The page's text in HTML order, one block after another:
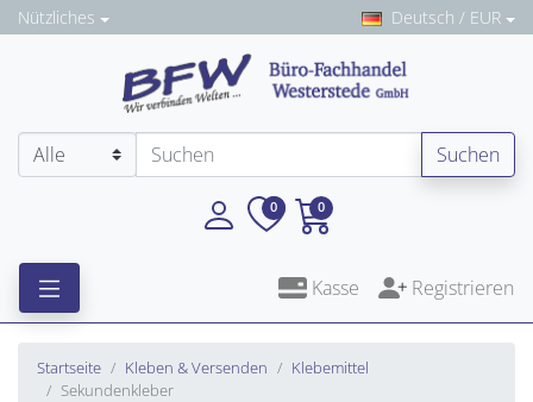
Nützliches Deutsch / EUR
Suchen
0 0
Kasse Registrieren
Startseite Kleben & Versenden
Klebemittel
Sekundenkleber